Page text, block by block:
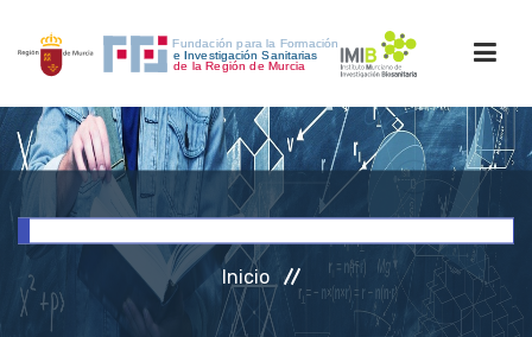
INICIO
INVESTIGACIÓN
Inicio